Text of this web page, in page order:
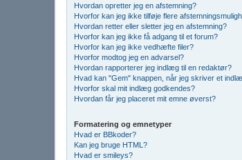
Hvordan opretter jeg en afstemning?
Hvorfor kan jeg ikke tilføje flere
Hvordan retter eller sletter jeg en afstemning?
Hvorfor kan jeg ikke få adgang til et forum?
Hvorfor kan jeg ikke vedhæfte filer?
Hvorfor modtog jeg en advarsel?
Hvordan rapporterer jeg indlæg til en redaktør?
Hvad kan "Gem" knappen, når jeg skriver et
Hvorfor skal mit indlæg godkendes?
Hvordan får jeg placeret mit emne øverst?
Formatering og emnetyper
Hvad er BBkoder?
Kan jeg bruge HTML?
Hvad er smileys?